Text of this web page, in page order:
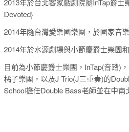
2013年於台北客家戲劇院隨InTap爵士
Devoted}
2014年隨台灣愛樂國樂團，於國家音
2014年於水源劇場與小節慶爵士樂團
目前為小節慶爵士樂團，InTap(音踏)
橘子樂團，以及J Trio(J三重奏)的
School擔任Double Bass老師並在中南